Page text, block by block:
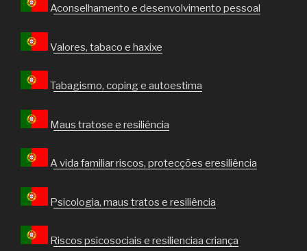
Aconselhamento e desenvolvimento pessoal
Valores, tabaco e haxixe
Tabagismo, coping e autoestima
Maus tratose e resiliência
A vida familiar riscos, protecções eresiliência
Psicologia, maus tratos e resiliência
Riscos psicosociais e resilienciaa criança